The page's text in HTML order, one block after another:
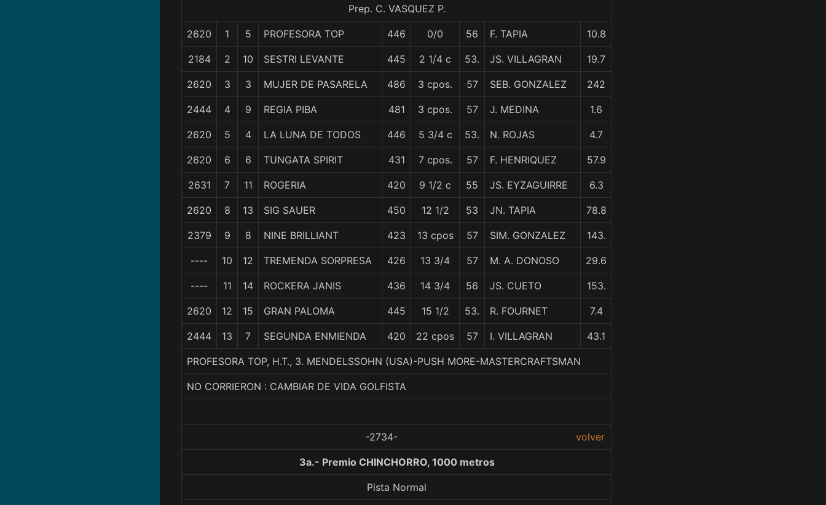
Prep. C. VASQUEZ P.
2620 1 5 PROFESORA TOP 446 0/0 56 F. TAPIA 10.8
2184 2 10 SESTRI LEVANTE 445 2 1/4 c 53. JS. VILLAGRAN 19.7
2620 3 3 MUJER DE PASARELA 486 3 cpos. 57 SEB. GONZALEZ 242
2444 4 9 REGIA PIBA 481 3 cpos. 57 J. MEDINA 1.6
2620 5 4 LA LUNA DE TODOS 446 5 3/4 c 53. N. ROJAS 4.7
2620 6 6 TUNGATA SPIRIT 431 7 cpos. 57 F. HENRIQUEZ 57.9
2631 7 11 ROGERIA 420 9 1/2 c 55 JS. EYZAGUIRRE 6.3
2620 8 13 SIG SAUER 450 12 1/2 53 JN. TAPIA 78.8
2379 9 8 NINE BRILLIANT 423 13 cpos 57 SIM. GONZALEZ 143.
---- 10 12 TREMENDA SORPRESA 426 13 3/4 57 M. A. DONOSO 29.6
---- 11 14 ROCKERA JANIS 436 14 3/4 56 JS. CUETO 153.
2620 12 15 GRAN PALOMA 445 15 1/2 53. R. FOURNET 7.4
2444 13 7 SEGUNDA ENMIENDA 420 22 cpos 57 I. VILLAGRAN 43.1
PROFESORA TOP, H.T., 3. MENDELSSOHN (USA)-PUSH MORE-MASTERCRAFTSMAN
NO CORRIERON : CAMBIAR DE VIDA GOLFISTA
-2734- volver
3a.- Premio CHINCHORRO, 1000 metros
Pista Normal